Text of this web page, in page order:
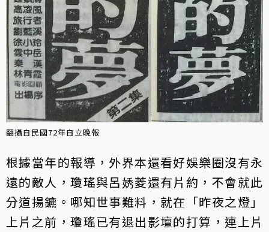
翻攝自民國72年自立晚報
根據當年的報導，外界本還看好娛樂圈沒有永
遠的敵人，瓊瑤與呂㛢菱還有片約，不會就此
分道揚鑣。哪知世事難料，就在「昨夜之燈」
上片之前，瓊瑤已有退出影壇的打算，連上片